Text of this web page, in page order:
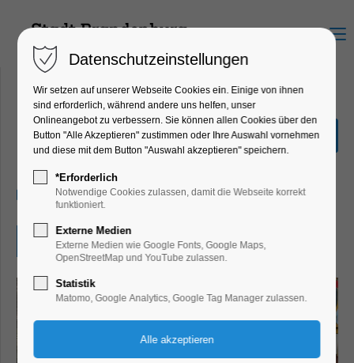
Menu
Märchen einmal anders
Kinder, Jugend, Mitmach-Aktion
09.06.2025
Eintritt frei
Datenschutzeinstellungen
Wir setzen auf unserer Webseite Cookies ein. Einige von ihnen
sind erforderlich, während andere uns helfen, unser
Onlineangebot zu verbessern. Sie können allen Cookies über den
Button "Alle Akzeptieren" zustimmen oder Ihre Auswahl vornehmen
und diese mit dem Button "Auswahl akzeptieren" speichern.
*Erforderlich
Notwendige Cookies zulassen, damit die Webseite korrekt
funktioniert.
Externe Medien
Externe Medien wie Google Fonts, Google Maps,
OpenStreetMap und YouTube zulassen.
Statistik
Matomo, Google Analytics, Google Tag Manager zulassen.